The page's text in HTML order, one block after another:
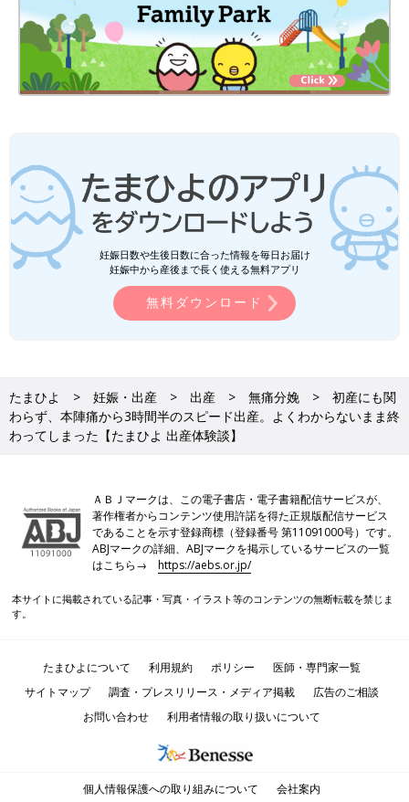
妊娠日数や生後日数に合った情報を毎日お届け
妊娠中から産後まで長く使える無料アプリ
無料ダウンロード
たまひよ 妊娠・出産 出産 無痛分娩
初産にも関
わらず、本陣痛から3時間半のスピード出産。よくわからないまま終
わってしまった【たまひよ 出産体験談】
ＡＢＪマークは、この電子書店・電子書籍配信サービスが、
著作権者からコンテンツ使用許諾を得た正規版配信サービス
であることを示す登録商標（登録番号 第11091000号）です。
ABJマークの詳細、ABJマークを掲示しているサービスの一覧
はこちら→https://aebs.or.jp/
本サイトに掲載されている記事・写真・イラスト等のコンテンツの無断転載を禁じま
す。
たまひよについて 利用規約 ポリシー
医師・専門家一覧
サイトマップ
調査・プレスリリース・メディア掲載
広告のご相談
お問い合わせ
利用者情報の取り扱いについて
個人情報保護への取り組みについて 会社案内